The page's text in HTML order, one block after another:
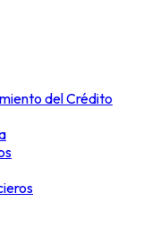
del Crédito